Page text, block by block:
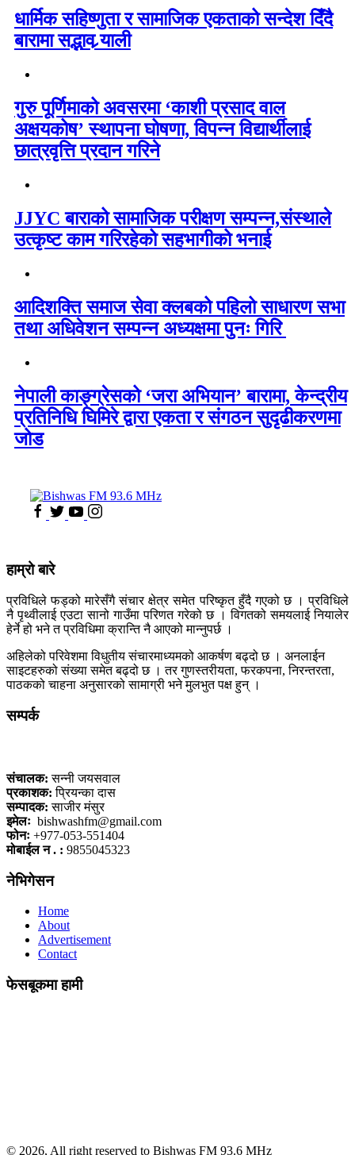
धार्मिक सहिष्णुता र सामाजिक एकताको सन्देश दिँदै
बारामा सद्भाव र्‍याली
गुरु पूर्णिमाको अवसरमा ‘काशी प्रसाद वाल
अक्षयकोष’ स्थापना घोषणा, विपन्न विद्यार्थीलाई
छात्रवृत्ति प्रदान गरिने
JJYC बाराको सामाजिक परीक्षण सम्पन्न,संस्थाले
उत्कृष्ट काम गरिरहेको सहभागीको भनाई
आदिशक्ति समाज सेवा क्लबको पहिलो साधारण सभा
तथा अधिवेशन सम्पन्न अध्यक्षमा पुनः गिरि
नेपाली काङ्ग्रेसको ‘जरा अभियान’ बारामा, केन्द्रीय
प्रतिनिधि घिमिरे द्वारा एकता र संगठन सुदृढीकरणमा
जोड
हाम्रो बारे
प्रविधिले फड्को मारेसँगै संचार क्षेत्र समेत परिष्कृत हुँदै गएको छ । प्रविधिले
नै पृथ्वीलाई एउटा सानो गाउँमा परिणत गरेको छ । विगतको समयलाई नियालेर
हेर्ने हो भने त प्रविधिमा क्रान्ति नै आएको मान्नुपर्छ ।
अहिलेको परिवेशमा विधुतीय संचारमाध्यमको आकर्षण बढ्दो छ । अनलाईन
साइटहरुको संख्या समेत बढ्दो छ । तर गुणस्तरीयता, फरकपना, निरन्तरता,
पाठकको चाहना अनुसारको सामाग्री भने मुलभुत पक्ष हुन् ।
सम्पर्क
संचालक: सन्नी जयसवाल
प्रकाशक: प्रियन्का दास
सम्पादक: साजीर मंसुर
इमेलः bishwashfm@gmail.com
फोनः +977-053-551404
मोबाईल न . : 9855045323
नेभिगेसन
Home
About
Advertisement
Contact
फेसबूकमा हामी
© 2026, All right reserved to Bishwas FM 93.6 MHz